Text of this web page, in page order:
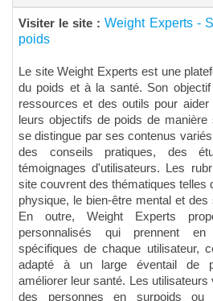
Visiter le site :Weight Experts -
poids
Le site Weight Experts est une
du poids et à la santé. Son
ressources et des outils pour
leurs objectifs de poids de
se distingue par ses contenus
des conseils pratiques, des
témoignages d'utilisateurs. Les
site couvrent des thématiques telles
physique, le bien-être mental et
En outre, Weight Experts
personnalisés qui prennent
spécifiques de chaque utilisateur,
adapté à un large éventail de
améliorer leur santé. Les
des personnes en surpoids ou